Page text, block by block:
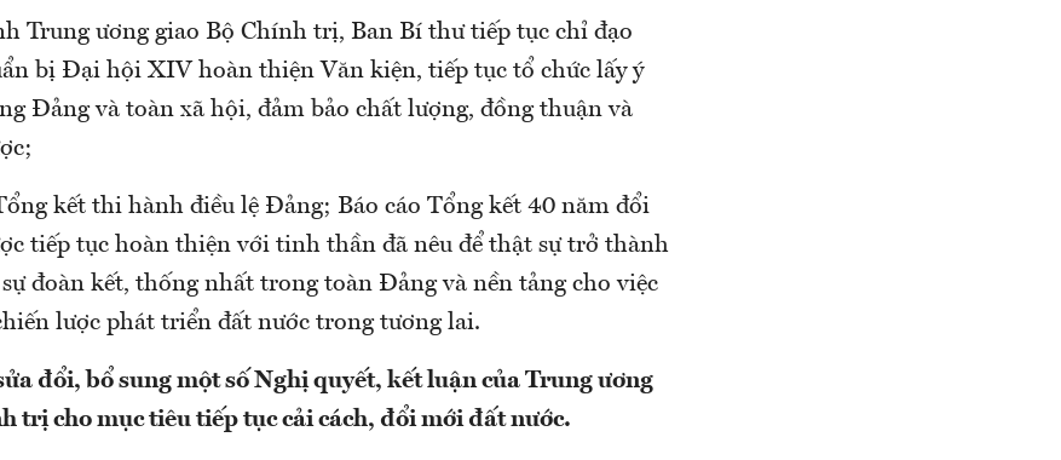
Trung ương giao Bộ Chính trị, Ban Bí thư tiếp tục chỉ đạo
bị Đại hội XIV hoàn thiện Văn kiện, tiếp tục tổ chức lấy ý
Đảng và toàn xã hội, đảm bảo chất lượng, đồng thuận và
kết thi hành điều lệ Đảng; Báo cáo Tổng kết 40 năm đổi
tiếp tục hoàn thiện với tinh thần đã nêu để thật sự trở thành
đoàn kết, thống nhất trong toàn Đảng và nền tảng cho việc
lược phát triển đất nước trong tương lai.
đổi, bổ sung một số Nghị quyết, kết luận của Trung ương
trị cho mục tiêu tiếp tục cải cách, đổi mới đất nước.